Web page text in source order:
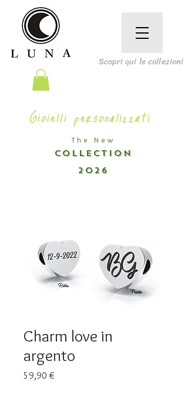
The New
COLLECTION
2026
Scopri qui le collezioni
Gioielli personalizzati
Charm love in
argento
59,90 €